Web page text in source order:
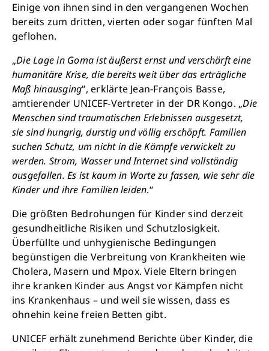
Einige von ihnen sind in den vergangenen Wochen
bereits zum dritten, vierten oder sogar fünften Mal
geflohen.
„Die Lage in Goma ist äußerst ernst und verschärft eine
humanitäre Krise, die bereits weit über das erträgliche
Maß hinausging“, erklärte Jean-François Basse,
amtierender UNICEF-Vertreter in der DR Kongo. „Die
Menschen sind traumatischen Erlebnissen ausgesetzt,
sie sind hungrig, durstig und völlig erschöpft. Familien
suchen Schutz, um nicht in die Kämpfe verwickelt zu
werden. Strom, Wasser und Internet sind vollständig
ausgefallen. Es ist kaum in Worte zu fassen, wie sehr die
Kinder und ihre Familien leiden.“
Die größten Bedrohungen für Kinder sind derzeit
gesundheitliche Risiken und Schutzlosigkeit.
Überfüllte und unhygienische Bedingungen
begünstigen die Verbreitung von Krankheiten wie
Cholera, Masern und Mpox. Viele Eltern bringen
ihre kranken Kinder aus Angst vor Kämpfen nicht
ins Krankenhaus – und weil sie wissen, dass es
ohnehin keine freien Betten gibt.
UNICEF erhält zunehmend Berichte über Kinder, die
Retten Sie noch heute Leben
Schon 50 Cent am Tag können Großes
bewirken: z.B. monatlich 25.000 Liter
sauberes Trinkwasser zur Verfügung stellen.
Sauberes Trinkwasser bedeutet: weniger
Krankheit, mehr Kindheit, bessere Zukunft.
Jetzt Leben retten